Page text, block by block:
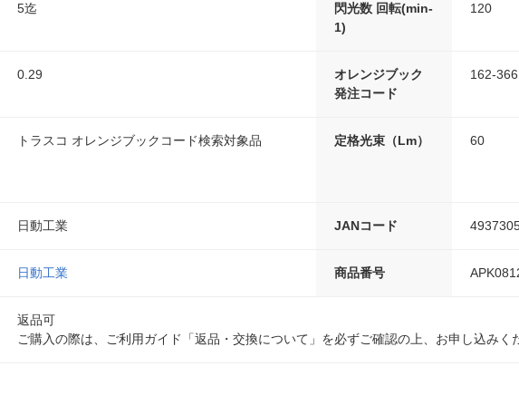
5迄
閃光数 回転(min-
1)
120
0.29
オレンジブック
発注コード
162-
トラスコ オレンジブックコード検索対象品 定格光束（Lm） 60
日動工業 JANコード
日動工業 商品番号
返品可
ご購入の際は、ご利用ガイド「返品・交換について」を必ずご確認の上、お申し込みく